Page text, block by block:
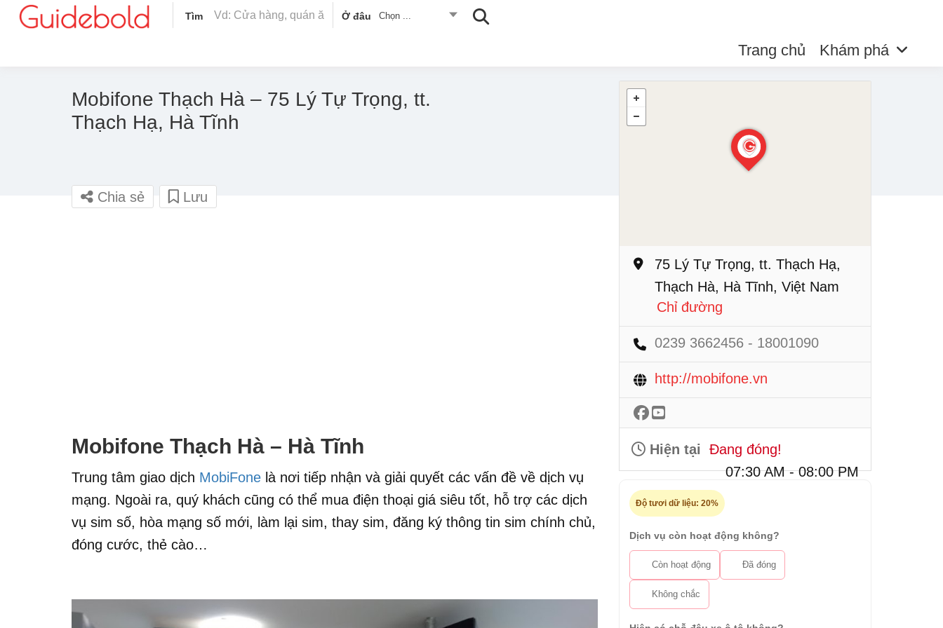
Tìm Ở đâu Chọn ...
Trang chủ Khám phá
Mobifone Thạch Hà – 75 Lý Tự Trọng, tt.
Thạch Hạ, Hà Tĩnh
Chia sẻ Lưu
Mobifone Thạch Hà – Hà Tĩnh
Trung tâm giao dịch MobiFone là nơi tiếp nhận và giải quyết các vấn đề về dịch vụ
mạng. Ngoài ra, quý khách cũng có thể mua điện thoại giá siêu tốt, hỗ trợ các dịch
vụ sim số, hòa mạng số mới, làm lại sim, thay sim, đăng ký thông tin sim chính chủ,
đóng cước, thẻ cào…
75 Lý Tự Trọng, tt. Thạch Hạ,
Thạch Hà, Hà Tĩnh, Việt Nam
Chỉ đường
0239 3662456 - 18001090
http://mobifone.vn
Hiện tại
Đang đóng!
07:30 AM - 08:00 PM
Độ tươi dữ liệu: 20%
Dịch vụ còn hoạt động không?
Còn hoạt động Đã đóng
Không chắc